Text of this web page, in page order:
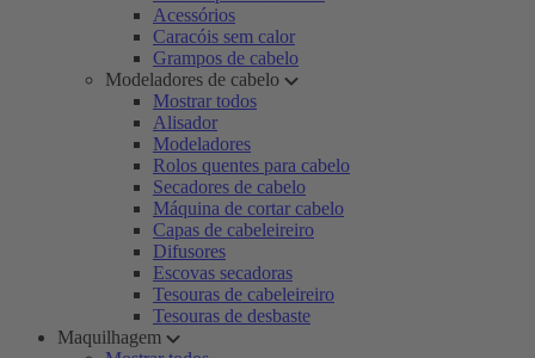
Acessórios
Caracóis sem calor
Grampos de cabelo
Modeladores de cabelo
Mostrar todos
Alisador
Modeladores
Rolos quentes para cabelo
Secadores de cabelo
Máquina de cortar cabelo
Capas de cabeleireiro
Difusores
Escovas secadoras
Tesouras de cabeleireiro
Tesouras de desbaste
Maquilhagem